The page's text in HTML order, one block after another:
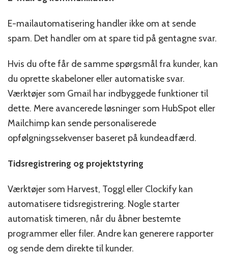
E-mailautomatisering handler ikke om at sende
spam. Det handler om at spare tid på gentagne svar.
Hvis du ofte får de samme spørgsmål fra kunder, kan
du oprette skabeloner eller automatiske svar.
Værktøjer som Gmail har indbyggede funktioner til
dette. Mere avancerede løsninger som HubSpot eller
Mailchimp kan sende personaliserede
opfølgningssekvenser baseret på kundeadfærd.
Tidsregistrering og projektstyring
Værktøjer som Harvest, Toggl eller Clockify kan
automatisere tidsregistrering. Nogle starter
automatisk timeren, når du åbner bestemte
programmer eller filer. Andre kan generere rapporter
og sende dem direkte til kunder.